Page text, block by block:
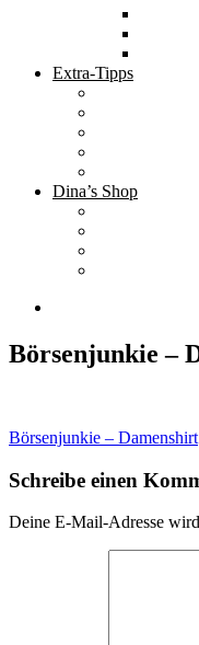
Extra-Tipps
Dina’s Shop
Börsenjunkie –
Börsenjunkie – Damenshirt
Schreibe einen
Deine E-Mail-Adresse